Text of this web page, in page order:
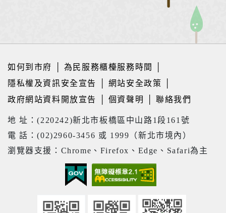
如何到市府 為民服務櫃檯服務時間
隱私權及資訊安全宣告
網站安全政策
政府網站資料開放宣告
個資聲明 │聯絡我們
地 址：(220242)新北市板橋區中山路1段161號
電 話：(02)2960-3456 或 1999（新北市境內）
瀏覽器支援：Chrome、Firefox、Edge、Safari為主